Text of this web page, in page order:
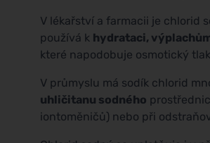
V lékařství a farmacii je chlorid
používá k hydrataci,
které napodobuje osmotický
V průmyslu má sodík chlorid
uhličitanu sodného
iontoměničů) nebo při